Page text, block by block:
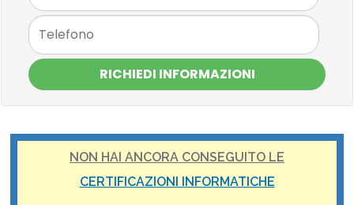
RICHIEDI INFORMAZIONI
NON HAI ANCORA CONSEGUITO LE
CERTIFICAZIONI INFORMATICHE